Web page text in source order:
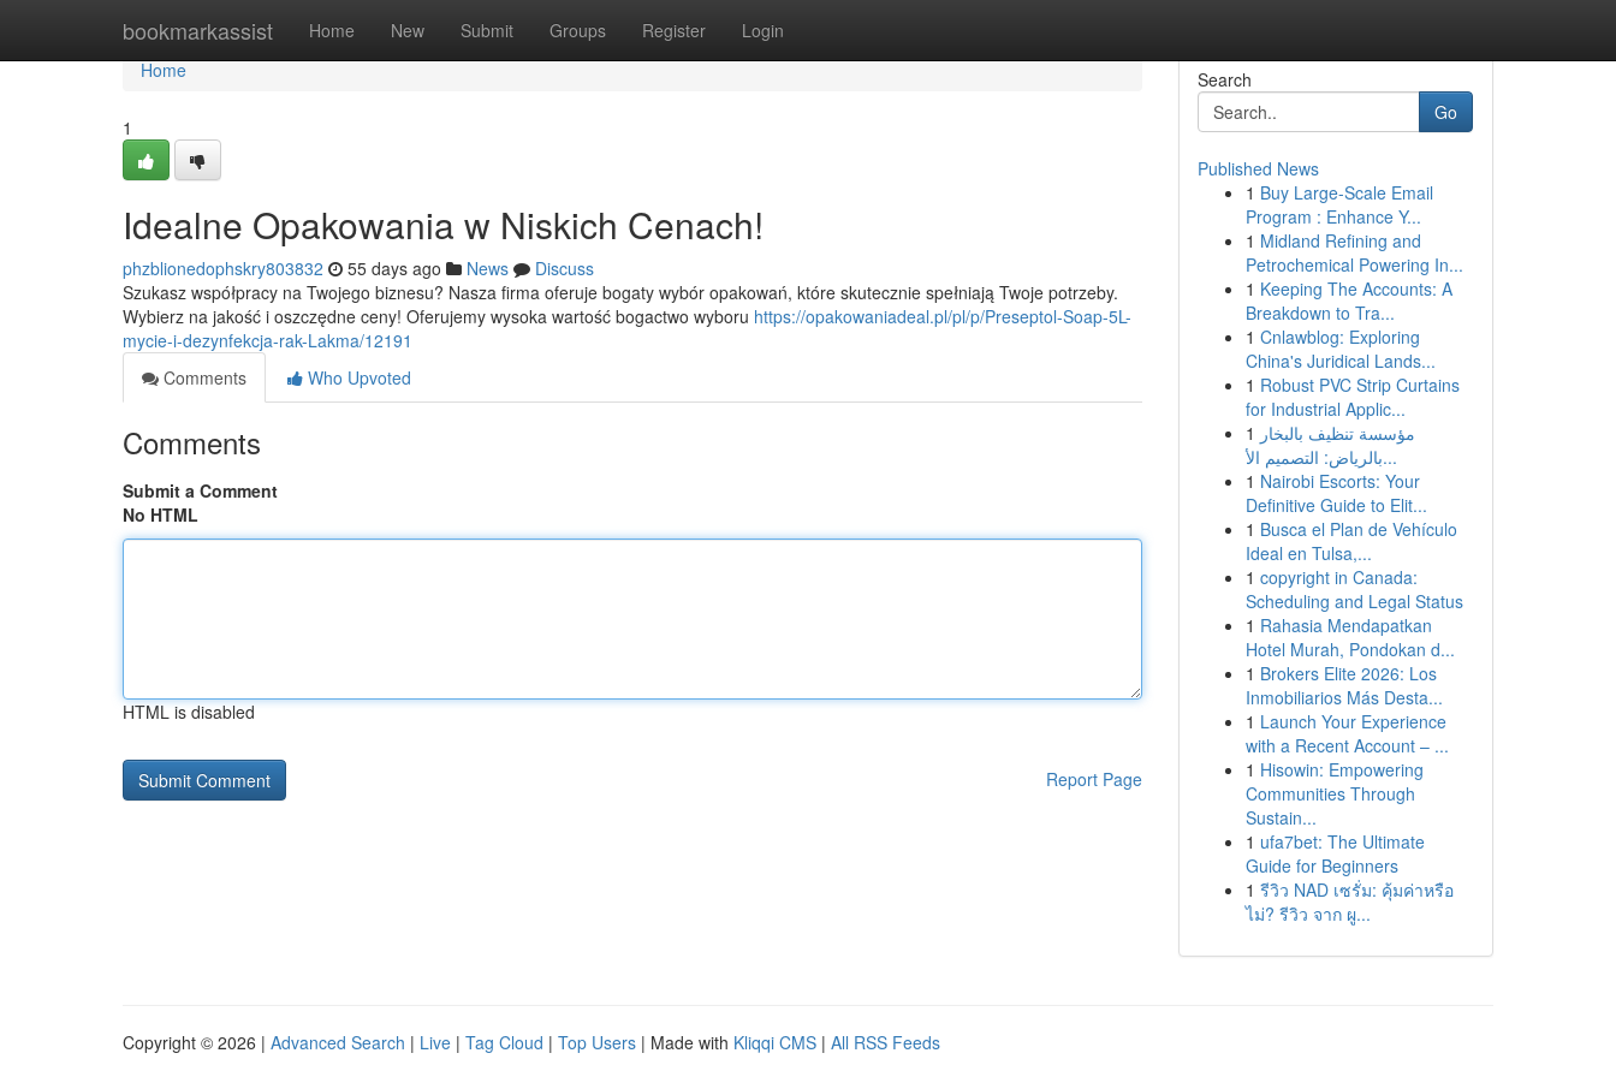
bookmarkassist Home New Submit Groups Register Login
Home
Home
1
Idealne Opakowania w Niskich Cenach!
phzblionedophskry803832 55 days ago News
Discuss
Szukasz współpracy na Twojego biznesu? Nasza firma oferuje bogaty wybór opakowań, które skutecznie spełniają Twoje potrzeby.
Wybierz na jakość i oszczędne ceny! Oferujemy wysoka wartość bogactwo wyboru https://opakowaniadeal.pl/pl/p/Preseptol-Soap-5L-
mycie-i-dezynfekcja-rak-Lakma/12191
Comments
Who Upvoted
Comments
Submit a Comment
No HTML
HTML is disabled
Report Page
Search
Go
Published News
1 Buy Large-Scale Email
Program : Enhance Y...
1 Midland Refining and
Petrochemical Powering In...
1 Keeping The Accounts: A
Breakdown to Tra...
1 Cnlawblog: Exploring
China's Juridical Lands...
1 Robust PVC Strip Curtains
for Industrial Applic...
1 مؤسسة تنظيف بالبخار
بالرياض: التصميم الأ...
1 Nairobi Escorts: Your
Definitive Guide to Elit...
1 Busca el Plan de Vehículo
Ideal en Tulsa,...
1 copyright in Canada:
Scheduling and Legal Status
1 Rahasia Mendapatkan
Hotel Murah, Pondokan d...
1 Brokers Elite 2026: Los
Inmobiliarios Más Desta...
1 Launch Your Experience
with a Recent Account – ...
1 Hisowin: Empowering
Communities Through
Sustain...
1 ufa7bet: The Ultimate
Guide for Beginners
1 รีวิว NAD เซรั่ม: คุ้มค่าหรือ
ไม่? รีวิว จาก ผู...
Copyright © 2026 | Advanced Search | Live | Tag Cloud | Top Users | Made with Kliqqi CMS | All RSS Feeds